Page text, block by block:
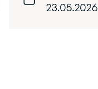
23.05.2026